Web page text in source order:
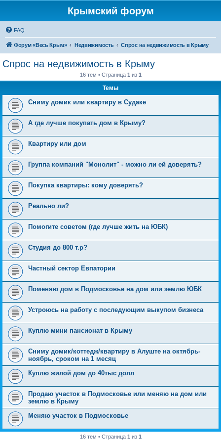
Крымский форум
FAQ
Форум «Весь Крым» Недвижимость Спрос на недвижимость в Крыму
Спрос на недвижимость в Крыму
16 тем • Страница 1 из 1
Темы
Сниму домик или квартиру в Судаке
А где лучше покупать дом в Крыму?
Квартиру или дом
Группа компаний "Монолит" - можно ли ей доверять?
Покупка квартиры: кому доверять?
Реально ли?
Помогите советом (где лучше жить на ЮБК)
Студия до 800 т.р?
Частный сектор Евпатории
Поменяю дом в Подмосковье на дом или землю ЮБК
Устроюсь на работу с последующим выкупом бизнеса
Куплю мини пансионат в Крыму
Сниму домик/коттедж/квартиру в Алуште на октябрь-
ноябрь, сроком на 1 месяц
Куплю жилой дом до 40тыс долл
Продаю участок в Подмосковье или меняю на дом или
землю в Крыму
Меняю участок в Подмосковье
16 тем • Страница 1 из 1